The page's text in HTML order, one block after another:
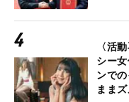
〈活
シー
ンで
まま